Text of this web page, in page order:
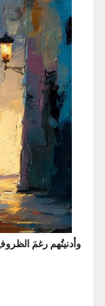
وأدنيتُهم رغمَ